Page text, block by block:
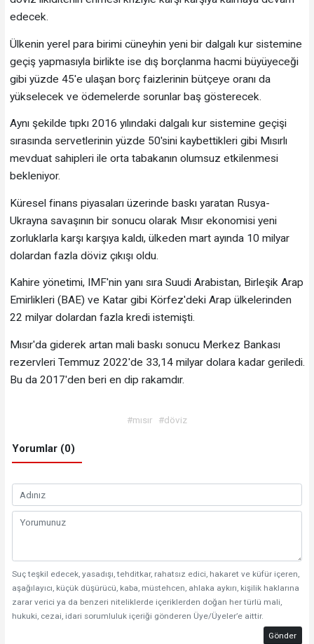
edecek.
Ülkenin yerel para birimi cüneyhin yeni bir dalgalı kur sistemine
geçiş yapmasıyla birlikte ise dış borçlanma hacmi büyüyeceği
gibi yüzde 45'e ulaşan borç faizlerinin bütçeye oranı da
yükselecek ve ödemelerde sorunlar baş gösterecek.
Aynı şekilde tıpkı 2016 yılındaki dalgalı kur sistemine geçişi
sırasında servetlerinin yüzde 50'sini kaybettikleri gibi Mısırlı
mevduat sahipleri ile orta tabakanın olumsuz etkilenmesi
bekleniyor.
Küresel finans piyasaları üzerinde baskı yaratan Rusya-
Ukrayna savaşının bir sonucu olarak Mısır ekonomisi yeni
zorluklarla karşı karşıya kaldı, ülkeden mart ayında 10 milyar
dolardan fazla döviz çıkışı oldu.
Kahire yönetimi, IMF'nin yanı sıra Suudi Arabistan, Birleşik Arap
Emirlikleri (BAE) ve Katar gibi Körfez'deki Arap ülkelerinden
22 milyar dolardan fazla kredi istemişti.
Mısır'da giderek artan mali baskı sonucu Merkez Bankası
rezervleri Temmuz 2022'de 33,14 milyar dolara kadar geriledi.
Bu da 2017'den beri en dip rakamdır.
#mısır #döviz
Yorumlar (0)
Suç teşkil edecek, yasadışı, tehditkar, rahatsız edici, hakaret ve küfür içeren,
aşağılayıcı, küçük düşürücü, kaba, müstehcen, ahlaka aykırı, kişilik haklarına
zarar verici ya da benzeri niteliklerde içeriklerden doğan her türlü mali,
hukuki, cezai, idari sorumluluk içeriği gönderen Üye/Üyeler’e aittir.
Gönder